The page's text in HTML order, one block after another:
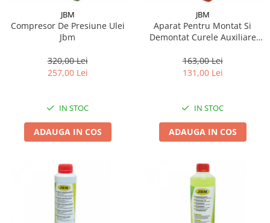
JBM
Compresor De Presiune Ulei
Jbm
320,00 Lei
257,00 Lei
IN STOC
ADAUGA IN COS
JBM
Aparat Pentru Montat Si
Demontat Curele Auxiliare
163,00 Lei
131,00 Lei
IN STOC
ADAUGA IN COS